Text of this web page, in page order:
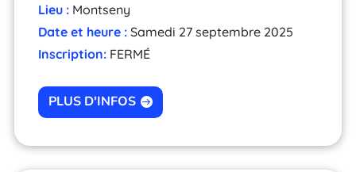
Lieu : Montseny
Date et heure : Samedi 27 septembre 2025
Inscription: FERMÉ
PLUS D'INFOS